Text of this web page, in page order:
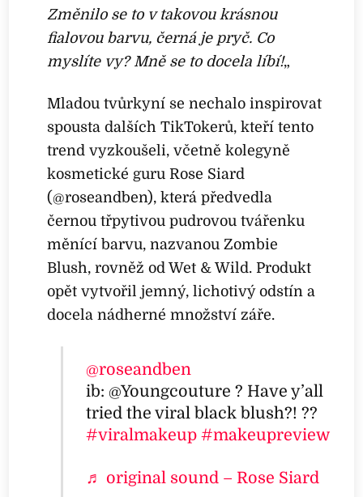
Změnilo se to v takovou krásnou
fialovou barvu, černá je pryč. Co
myslíte vy? Mně se to docela líbí!„
Mladou tvůrkyní se nechalo inspirovat
spousta dalších TikTokerů, kteří tento
trend vyzkoušeli, včetně kolegyně
kosmetické guru Rose Siard
(@roseandben), která předvedla
černou třpytivou pudrovou tvářenku
měnící barvu, nazvanou Zombie
Blush, rovněž od Wet & Wild. Produkt
opět vytvořil jemný, lichotivý odstín a
docela nádherné množství záře.
@roseandben
ib: @Youngcouture ? Have y’all
tried the viral black blush?! ??
#viralmakeup #makeupreview
♬ original sound – Rose Siard